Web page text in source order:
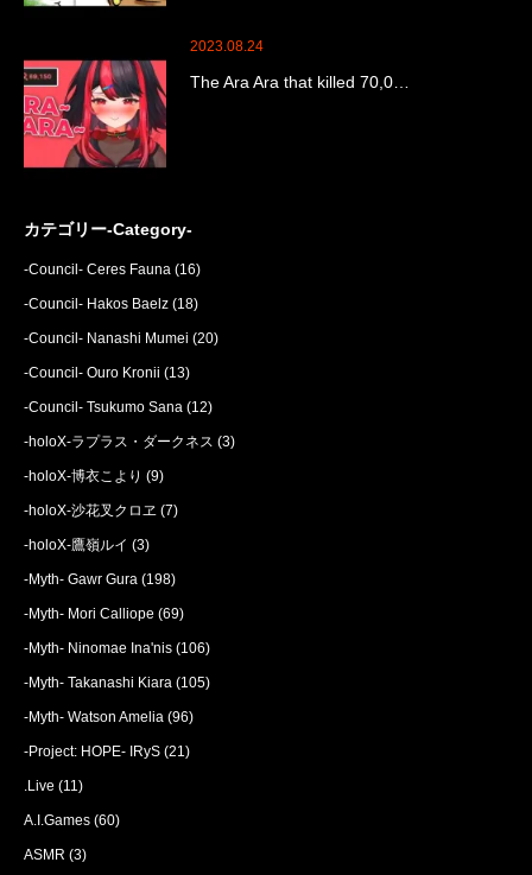
2023.08.24
The Ara Ara that killed 70,0…
カテゴリー-Category-
-Council- Ceres Fauna (16)
-Council- Hakos Baelz (18)
-Council- Nanashi Mumei (20)
-Council- Ouro Kronii (13)
-Council- Tsukumo Sana (12)
-holoX-ラプラス・ダークネス (3)
-holoX-博衣こより (9)
-holoX-沙花叉クロヱ (7)
-holoX-鷹嶺ルイ (3)
-Myth- Gawr Gura (198)
-Myth- Mori Calliope (69)
-Myth- Ninomae Ina'nis (106)
-Myth- Takanashi Kiara (105)
-Myth- Watson Amelia (96)
-Project: HOPE- IRyS (21)
.Live (11)
A.I.Games (60)
ASMR (3)